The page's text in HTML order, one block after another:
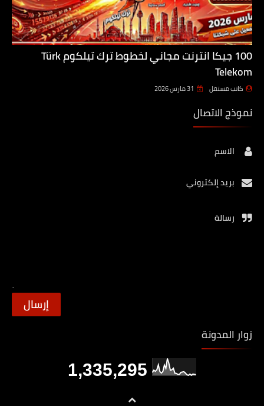
100 جيكا انترنت مجاني لخطوط ترك تيلكوم Türk
Telekom
كاتب مستقل 31 مارس 2026
نموذج الاتصال
الاسم
بريد إلكتروني
رسالة
زوار المدونة
1,335,295